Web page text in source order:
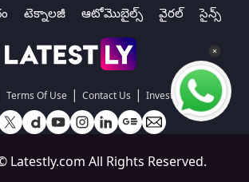
టెక్నాలజీ ఆటోమొబైల్స్ వైరల్ సైన్స్
Terms Of Use | Contact Us | Investors
Latestly.com All Rights Reserved.